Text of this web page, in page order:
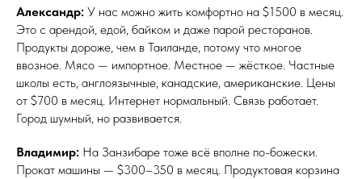
Александр: У нас можно жить комфортно на $1500 в месяц.
Это с арендой, едой, байком и даже парой ресторанов.
Продукты дороже, чем в Таиланде, потому что многое
ввозное. Мясо — импортное. Местное — жёсткое. Частные
школы есть, англоязычные, канадские, американские. Цены
от $700 в месяц. Интернет нормальный. Связь работает.
Город шумный, но развивается.
Владимир: На Занзибаре тоже всё вполне по-божески.
Прокат машины — $300–350 в месяц. Продуктовая корзина